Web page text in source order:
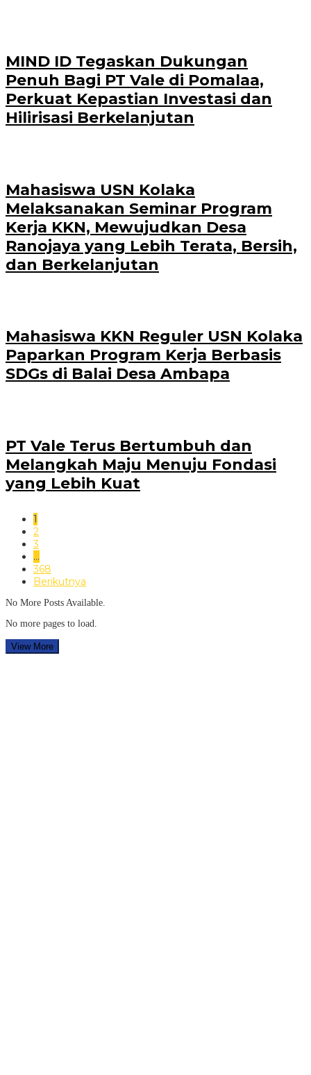
MIND ID Tegaskan Dukungan
Penuh Bagi PT Vale di Pomalaa,
Perkuat Kepastian Investasi dan
Hilirisasi Berkelanjutan
Mahasiswa USN Kolaka
Melaksanakan Seminar Program
Kerja KKN, Mewujudkan Desa
Ranojaya yang Lebih Terata, Bersih,
dan Berkelanjutan
Mahasiswa KKN Reguler USN Kolaka
Paparkan Program Kerja Berbasis
SDGs di Balai Desa Ambapa
PT Vale Terus Bertumbuh dan
Melangkah Maju Menuju Fondasi
yang Lebih Kuat
1
2
3
…
368
Berikutnya
No More Posts Available.
No more pages to load.
View More